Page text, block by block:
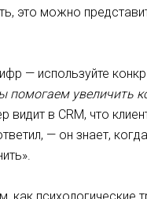
это можно
— используйте
помогаем увеличить
видит в CRM, что
— он знает,
как психологические